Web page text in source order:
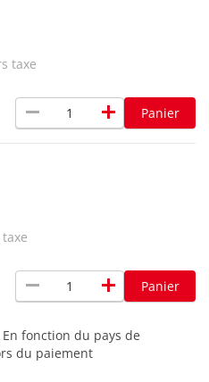
taxe
remove add Panier
remove add Panier
fonction du pays de
du paiement